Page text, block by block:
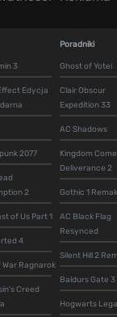
3
Edycja
2077
2
of Us Part 1
4
War Ragnarok
Creed
Poradniki
Ghost of Yotei
Clair Obscur
Expedition 33
AC Shadows
Kingdom Come
Deliverance 2
Gothic 1
AC Black Flag
Resynced
Silent Hill 2
Baldurs Gate 3
Hogwarts